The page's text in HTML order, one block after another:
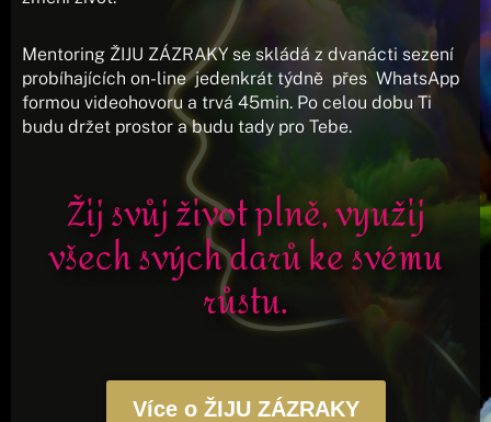
Mentoring ŽIJU ZÁZRAKY se skládá z dvanácti sezení
probíhajících on-line jedenkrát týdně přes WhatsApp
formou videohovoru a trvá 45min. Po celou dobu Ti
budu držet prostor a budu tady pro Tebe.
Žij svůj život plně, využij
všech svých darů ke svému
růstu.
Více o ŽIJU ZÁZRAKY